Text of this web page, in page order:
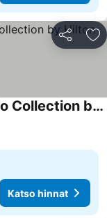
Jaa
Hotel Preko Ugljan Island, Curio Collection by Hilton
Katso hinnat